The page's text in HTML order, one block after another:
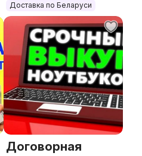
Доставка по Беларуси
Договорная